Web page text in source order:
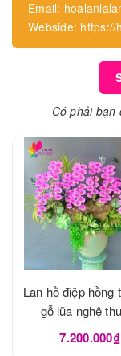
Email:
Webside: https://
Có phải
Lan hồ điệp hồng
gỗ lũa nghệ
LHD1273
7.200.000₫